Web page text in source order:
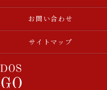
お問い合わせ
サイトマップ